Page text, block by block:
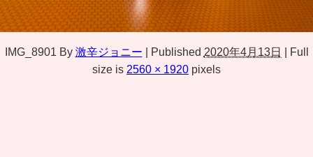
IMG_8901 By 激辛ジョニー Published 2020年4月13日
Full
size is 2560 × 1920 pixels